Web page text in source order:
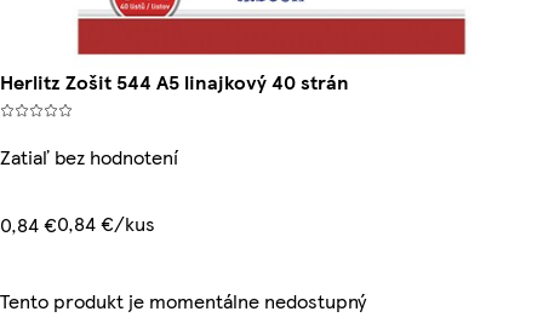
Herlitz Zošit 544 A5 linajkový 40 strán
Zatiaľ bez hodnotení
0,84 €0,84 €/kus
Tento produkt je momentálne nedostupný